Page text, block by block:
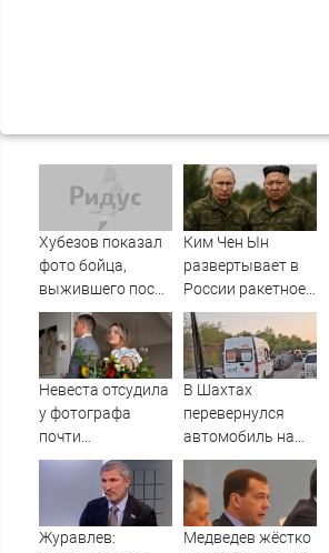
Хубезов показал
фото бойца,
выжившего после
медведя и молнии
Ким Чен Ын
развертывает в
России ракетное
подразделение
для нанесения
ударов по
Украине
Невеста отсудила
у фотографа
почти
полмиллиона
В Шахтах
перевернулся
автомобиль на
дороге Центр —
Артем
Журавлев:
Медведев жёстко